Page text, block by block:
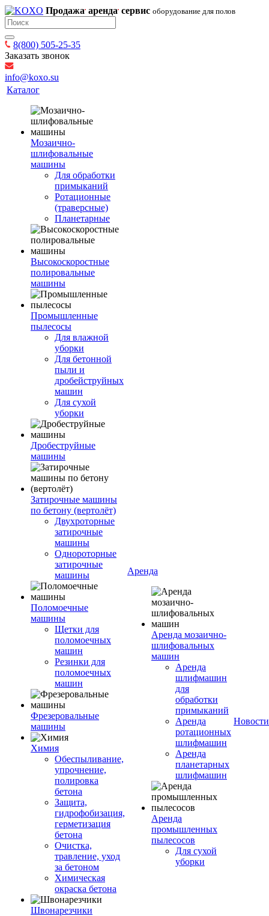
Продажа аренда сервис оборудование для полов
8(800) 505-25-35
Заказать звонок
info@koxo.su
Каталог
Мозаично-
шлифовальные
машины
Для обработки
примыканий
Ротационные
(траверсные)
Планетарные
Высокоскоростные
полировальные
машины
Промышленные
пылесосы
Для влажной
уборки
Для бетонной
пыли и
дробейструйных
машин
Для сухой
уборки
Дробеструйные
машины
Затирочные машины
по бетону (вертолёт)
Двухроторные
затирочные
машины
Однороторные
затирочные
машины
Поломоечные
машины
Щетки для
поломоечных
машин
Резинки для
поломоечных
машин
Фрезеровальные
машины
Химия
Обеспыливание,
упрочнение,
полировка
бетона
Защита,
гидрофобизация,
герметизация
бетона
Очистка,
травление, уход
за бетоном
Химическая
окраска бетона
Швонарезчики
Аренда
Аренда мозаично-
шлифовальных
машин
Аренда
шлифмашин
для
обработки
примыканий
Аренда
ротационных
шлифмашин
Аренда
планетарных
шлифмашин
Аренда
промышленных
пылесосов
Для сухой
уборки
Новости